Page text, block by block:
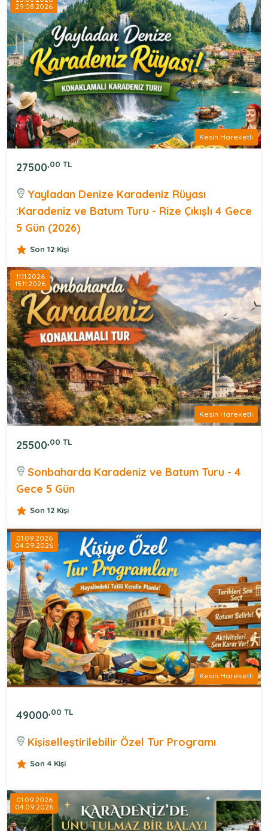
29.08.2026
Kesin Hareketli
27500,00 TL
Yayladan Denize Karadeniz Rüyası
:Karadeniz ve Batum Turu - Rize Çıkışlı 4 Gece
5 Gün (2026)
Son 12 Kişi
11.11.2026
15.11.2026
Kesin Hareketli
25500,00 TL
Sonbaharda Karadeniz ve Batum Turu - 4
Gece 5 Gün
Son 12 Kişi
01.09.2026
04.09.2026
Kesin Hareketli
49000,00 TL
Kişiselleştirilebilir Özel Tur Programı
Son 4 Kişi
01.09.2026
04.09.2026